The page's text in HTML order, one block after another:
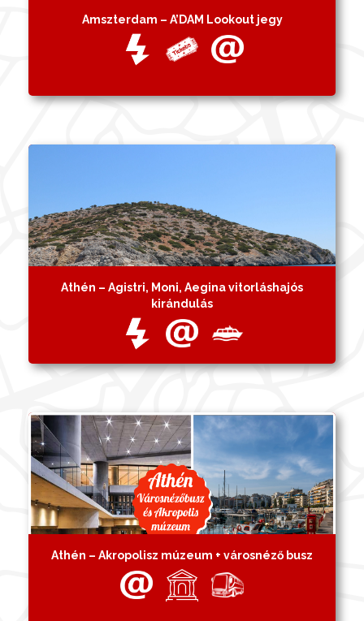
Amszterdam – A’DAM Lookout jegy
Athén – Agistri, Moni, Aegina vitorláshajós
kirándulás
Athén – Akropolisz múzeum + városnéző busz